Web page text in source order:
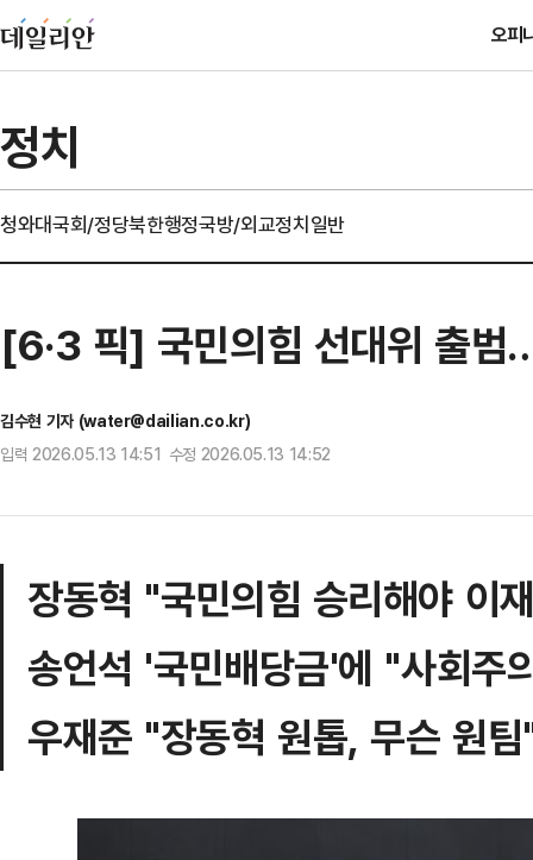
오피
정치
청와대국회/정당북한행정국방/외교정치일반
[6·3 픽] 국민의힘 선대위 출
김수현 기자 (water@dailian.co.kr)
입력 2026.05.13 14:51 수정 2026.05.13 14:52
장동혁 "국민의힘 승리해야 이
송언석 '국민배당금'에 "사회주
우재준 "장동혁 원톱, 무슨 원